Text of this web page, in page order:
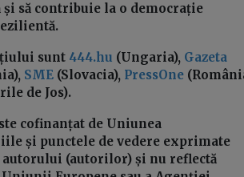
și să contribuie la o democrație
sunt 444.hu (Ungaria), Gazeta
SME (Slovacia), PressOne
de Jos).
cofinanțat de Uniunea
și punctele de vedere exprimate
(autorilor) și nu reflectă